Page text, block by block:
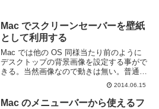
Mac でスクリーンセーバーを壁紙
として利用する
Mac では他の OS 同様当たり前のように
デスクトップの背景画像を設定する事がで
きる。当然画像なので動きは無い。普通の
画像に飽きたならスクリーンセーバーを壁
紙に設定してみよう。Android の Live
Wallpaper のように動く...
2014.06.15
Mac のメニューバーから使えるフ